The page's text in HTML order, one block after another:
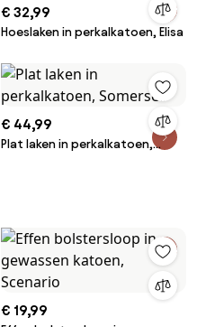
€ 32,99
Hoeslaken in perkalkatoen, Elisa
€ 44,99
Plat laken in perkalkatoen,
€ 19,99